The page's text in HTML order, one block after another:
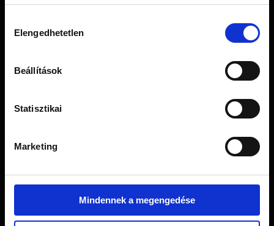
kiválasztása
Elengedhetetlen
Beállítások
Statisztikai
Marketing
Mindennek a megengedése
Ajándékcsomagok
Szálas Tea Szettek